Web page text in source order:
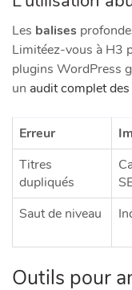
Les balises
Limitéez-vous à H3
plugins WordPress
un audit complet
Erreur
Titres
dupliqués
Saut de niveau
Outils pour